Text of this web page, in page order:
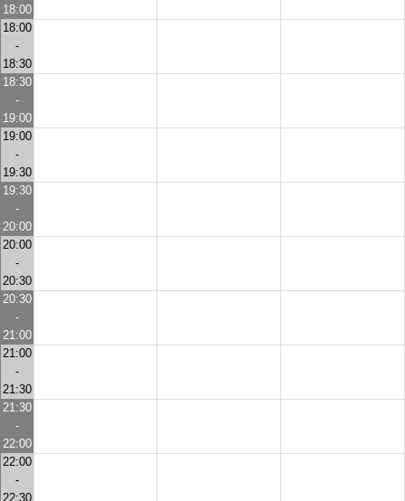
18:00
18:00
-
18:30
18:30
-
19:00
19:00
-
19:30
19:30
-
20:00
20:00
-
20:30
20:30
-
21:00
21:00
-
21:30
21:30
-
22:00
22:00
-
22:30